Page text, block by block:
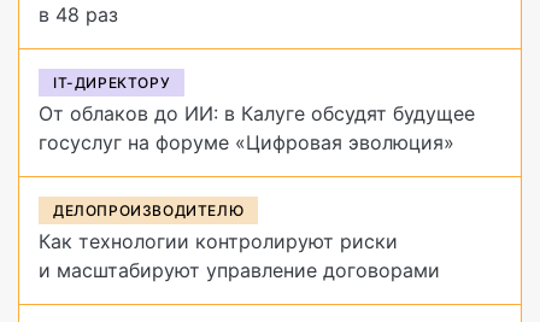
в 48 раз
IT-ДИРЕКТОРУ
От облаков до ИИ: в Калуге обсудят будущее
госуслуг на форуме «Цифровая эволюция»
ДЕЛОПРОИЗВОДИТЕЛЮ
Как технологии контролируют риски
и масштабируют управление договорами